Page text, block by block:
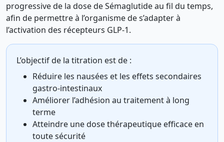
progressive de la dose de Sémaglutide au fil du temps,
afin de permettre à l’organisme de s’adapter à
l’activation des récepteurs GLP-1.
L’objectif de la titration est de :
Réduire les nausées et les effets secondaires
gastro-intestinaux
Améliorer l’adhésion au traitement à long
terme
Atteindre une dose thérapeutique efficace en
toute sécurité